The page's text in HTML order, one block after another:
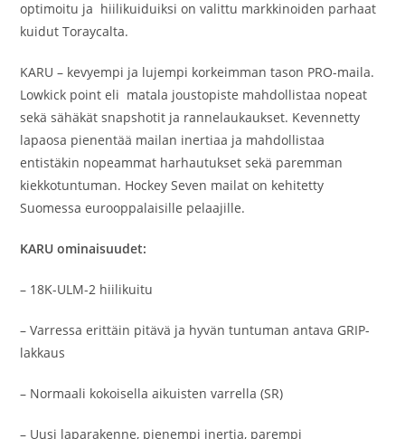
optimoitu ja hiilikuiduiksi on valittu markkinoiden parhaat
kuidut Toraycalta.
KARU – kevyempi ja lujempi korkeimman tason PRO-maila.
Lowkick point eli matala joustopiste mahdollistaa nopeat
sekä sähäkät snapshotit ja rannelaukaukset. Kevennetty
lapaosa pienentää mailan inertiaa ja mahdollistaa
entistäkin nopeammat harhautukset sekä paremman
kiekkotuntuman. Hockey Seven mailat on kehitetty
Suomessa eurooppalaisille pelaajille.
KARU ominaisuudet:
– 18K-ULM-2 hiilikuitu
– Varressa erittäin pitävä ja hyvän tuntuman antava GRIP-
lakkaus
– Normaali kokoisella aikuisten varrella (SR)
– Uusi laparakenne, pienempi inertia, parempi